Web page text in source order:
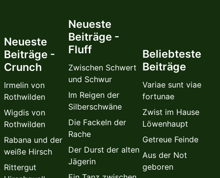
Neueste
Beiträge -
Crunch
Irmelin von
Rothwilden
Wigdis von
Rothwilden
Rabana und der
weiße Hirsch
Rittergut
Neueste
Beiträge -
Fluff
Zwischen Schwert
und Schwur
Im Reigen der
Silberschwäne
Die Fackeln der
Rache
Der Durst der alten
Jägerin
Beliebteste
Beiträge
Variae sunt viae
fortunae
Zwist im Hause
Löwenhaupt
Getreue Feinde
Aus der Not
geboren